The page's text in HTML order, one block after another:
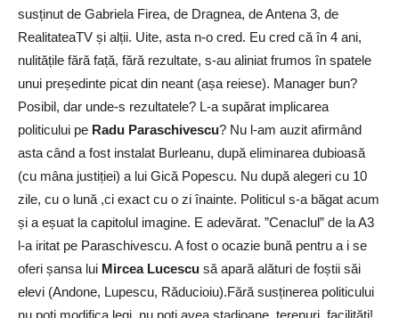
susținut de Gabriela Firea, de Dragnea, de Antena 3, de
RealitateaTV și alții. Uite, asta n-o cred. Eu cred că în 4 ani,
nulitățile fără față, fără rezultate, s-au aliniat frumos în spatele
unui președinte picat din neant (așa reiese). Manager bun?
Posibil, dar unde-s rezultatele? L-a supărat implicarea
politicului pe Radu Paraschivescu? Nu l-am auzit afirmând
asta când a fost instalat Burleanu, după eliminarea dubioasă
(cu mâna justiției) a lui Gică Popescu. Nu după alegeri cu 10
zile, cu o lună ,ci exact cu o zi înainte. Politicul s-a băgat acum
și a eșuat la capitolul imagine. E adevărat. ”Cenaclul” de la A3
l-a iritat pe Paraschivescu. A fost o ocazie bună pentru a i se
oferi șansa lui Mircea Lucescu să apară alături de foștii săi
elevi (Andone, Lupescu, Răducioiu).Fără susținerea politicului
nu poți modifica legi, nu poți avea stadioane, terenuri, facilități!